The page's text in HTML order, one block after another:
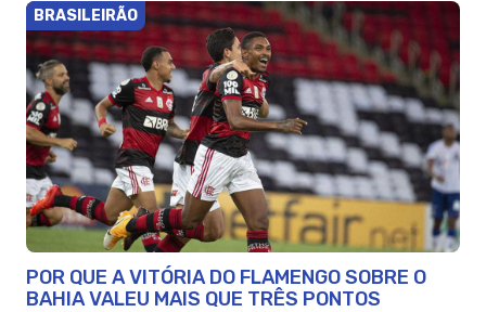
BRASILEIRÃO
POR QUE A VITÓRIA DO FLAMENGO SOBRE O
BAHIA VALEU MAIS QUE TRÊS PONTOS